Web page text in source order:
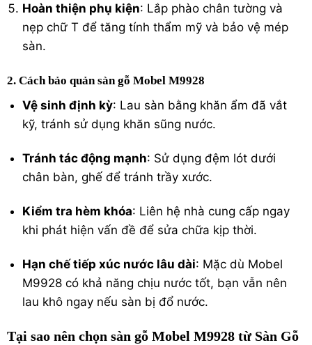
Hoàn thiện phụ kiện: Lắp phào chân tường và
nẹp chữ T để tăng tính thẩm mỹ và bảo vệ mép
sàn.
2. Cách bảo quản sàn gỗ Mobel M9928
Vệ sinh định kỳ: Lau sàn bằng khăn ẩm đã vắt
kỹ, tránh sử dụng khăn sũng nước.
Tránh tác động mạnh: Sử dụng đệm lót dưới
chân bàn, ghế để tránh trầy xước.
Kiểm tra hèm khóa: Liên hệ nhà cung cấp ngay
khi phát hiện vấn đề để sửa chữa kịp thời.
Hạn chế tiếp xúc nước lâu dài: Mặc dù Mobel
M9928 có khả năng chịu nước tốt, bạn vẫn nên
lau khô ngay nếu sàn bị đổ nước.
Tại sao nên chọn sàn gỗ Mobel M9928 từ Sàn Gỗ